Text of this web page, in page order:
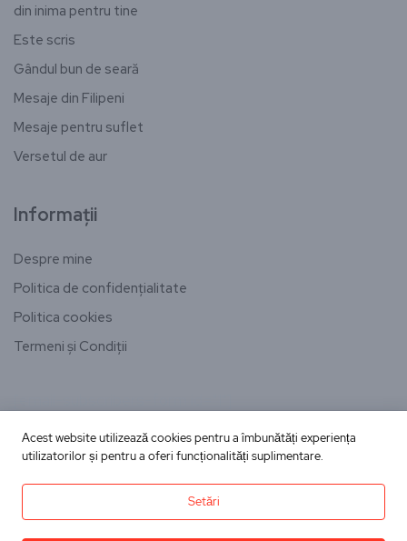
din inima pentru tine
Este scris
Gândul bun de seară
Mesaje din Filipeni
Mesaje pentru suflet
Versetul de aur
Informații
Despre mine
Politica de confidențialitate
Politica cookies
Termeni și Condiții
Copyright © Toate drepturile rezervate
Acest website utilizează cookies pentru a îmbunătăți experiența
utilizatorilor și pentru a oferi funcționalități suplimentare.
Setări